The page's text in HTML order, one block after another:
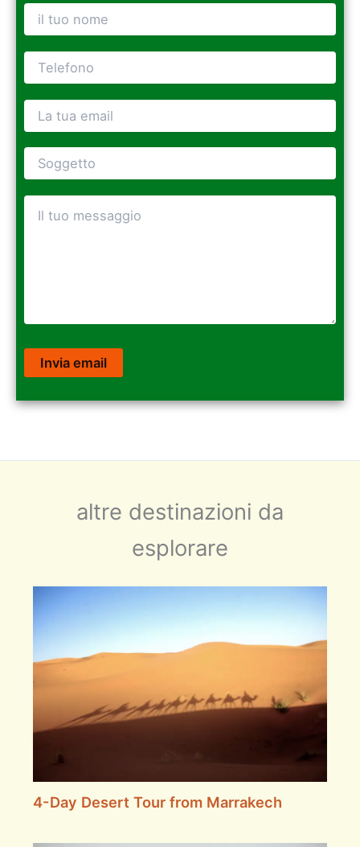
altre destinazioni da
esplorare
4-Day Desert Tour from Marrakech